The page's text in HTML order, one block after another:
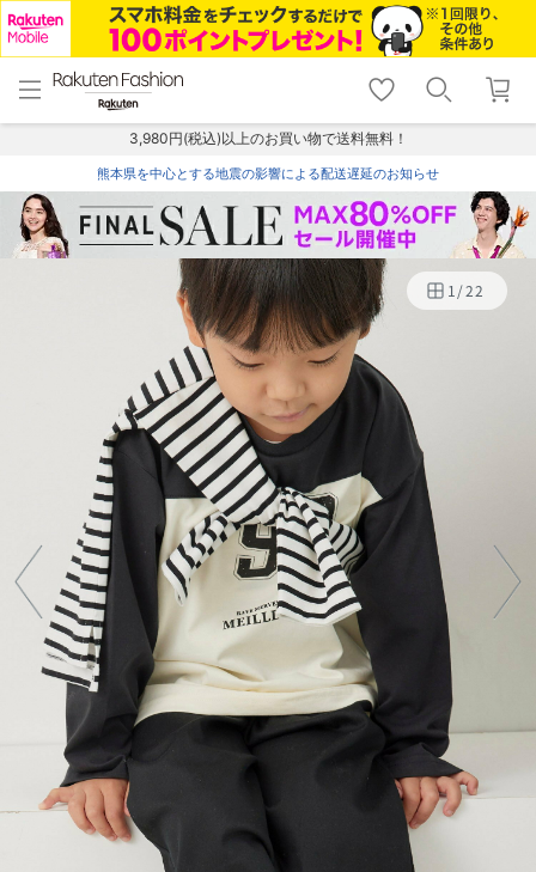
menu home
トップ
shopping_cart lock_outline
ログイン
3,980円(税込)以上のお買い物で送料無料！
熊本県を中心とする地震の影響による配送遅延のお知らせ
1/22